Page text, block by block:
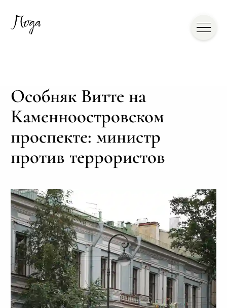
Особняк Витте на
Каменноостровском
проспекте: министр
против террористов